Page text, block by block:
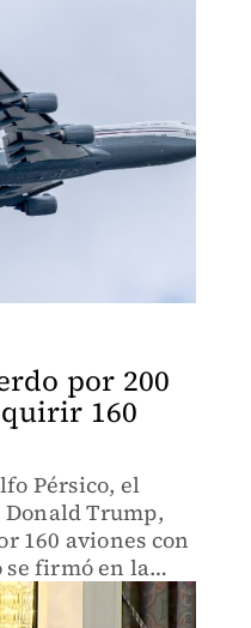
por 200
160
Pérsico, el
Donald Trump,
160 aviones con
firmó en la
por la región.